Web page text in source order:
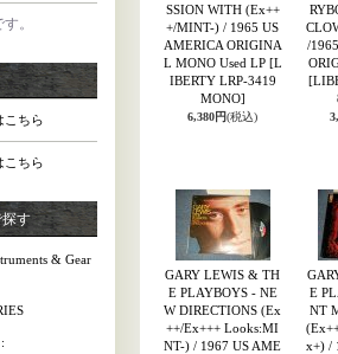
。
こちら
こちら
す
& Gear
SSION WITH (Ex++
+/MINT-) / 1965 US
AMERICA ORIGINA
L MONO Used LP [L
IBERTY LRP-3419
MONO]
6,380円(税込)
/
GARY LEWIS & TH
E PLAYBOYS - NE
W DIRECTIONS (Ex
++/Ex+++ Looks:MI
NT-) / 1967 US AME
E
NT
x+) /